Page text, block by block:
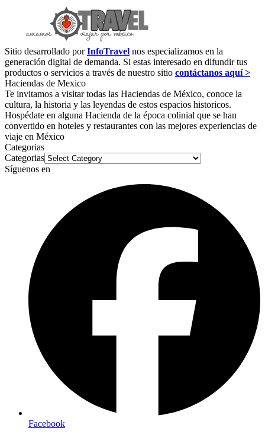
Sitio desarrollado porInfoTravel nos especializamos en la
generación digital de demanda. Si estas interesado en difundir tus
productos o servicios a través de nuestro sitio contáctanos aquí >
Haciendas de Mexico
Te invitamos a visitar todas las Haciendas de México, conoce la
cultura, la historia y las leyendas de estos espacios historicos.
Hospédate en alguna Hacienda de la época colinial que se han
convertido en hoteles y restaurantes con las mejores experiencias de
viaje en México
Categorias
Categorias
Síguenos en
Facebook